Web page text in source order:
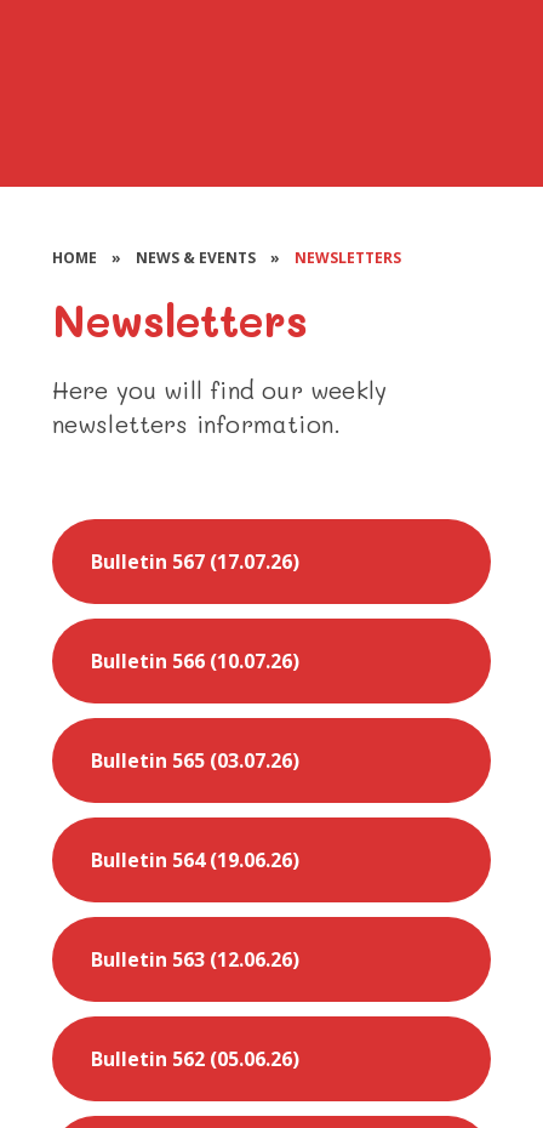
HOME » NEWS & EVENTS » NEWSLETTERS
Newsletters
Here you will find our weekly
newsletters information.
Bulletin 567 (17.07.26)
Bulletin 566 (10.07.26)
Bulletin 565 (03.07.26)
Bulletin 564 (19.06.26)
Bulletin 563 (12.06.26)
Bulletin 562 (05.06.26)